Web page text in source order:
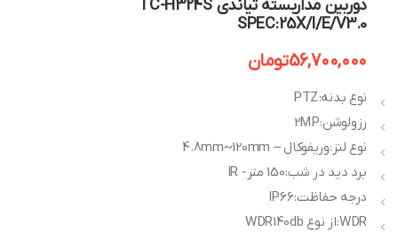
دوربین مداربسته تیاندی TC-H324S
SPEC:25X/I/E/V3.0
56,700,000تومان
نوع بدنه: PTZ
رزولوشن: 2MP
نوع لنز: وریفوکال – 4.8mm~120mm
برد دید در شب: 150 متر- IR
درجه حفاظت: IP66
WDR: از نوع WDR140db